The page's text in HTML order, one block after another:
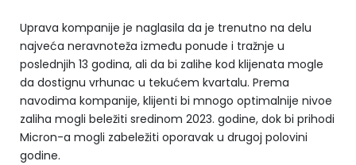
Uprava kompanije je naglasila da je trenutno na delu
najveća neravnoteža između ponude i tražnje u
poslednjih 13 godina, ali da bi zalihe kod klijenata mogle
da dostignu vrhunac u tekućem kvartalu. Prema
navodima kompanije, klijenti bi mnogo optimalnije nivoe
zaliha mogli beležiti sredinom 2023. godine, dok bi prihodi
Micron-a mogli zabeležiti oporavak u drugoj polovini
godine.